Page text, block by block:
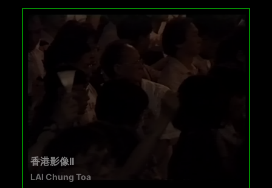
香港影像II
LAI Chung Toa